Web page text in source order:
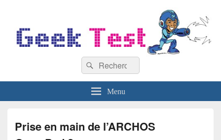
Recherche :
Rechercher
Menu
Prise en main de l’ARCHOS